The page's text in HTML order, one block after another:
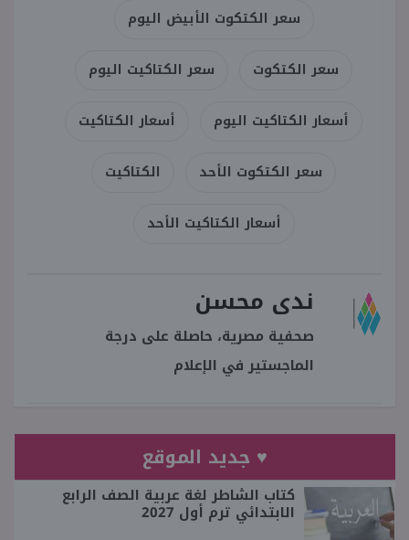
سعر الكتكوت الأبيض اليوم
سعر الكتكوت سعر الكتاكيت اليوم
أسعار الكتاكيت اليوم أسعار الكتاكيت
سعر الكتكوت الأحد الكتاكيت
أسعار الكتاكيت الأحد
ندى محسن
صحفية مصرية، حاصلة على درجة
الماجستير في الإعلام
♥ جديد الموقع
كتاب الشاطر لغة عربية الصف الرابع
الابتدائي ترم أول 2027